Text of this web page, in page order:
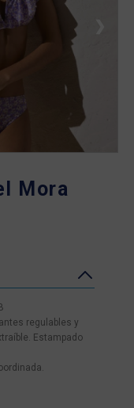
Mora
regulables y
Estampado